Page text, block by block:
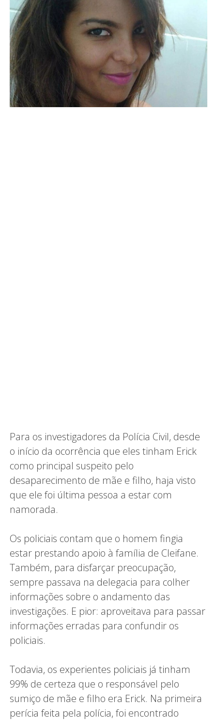
Para os investigadores da Polícia Civil, desde
o início da ocorrência que eles tinham Erick
como principal suspeito pelo
desaparecimento de mãe e filho, haja visto
que ele foi última pessoa a estar com
namorada.
Os policiais contam que o homem fingia
estar prestando apoio à família de Cleifane.
Também, para disfarçar preocupação,
sempre passava na delegacia para colher
informações sobre o andamento das
investigações. E pior: aproveitava para passar
informações erradas para confundir os
policiais.
Todavia, os experientes policiais já tinham
99% de certeza que o responsável pelo
sumiço de mãe e filho era Erick. Na primeira
perícia feita pela polícia, foi encontrado